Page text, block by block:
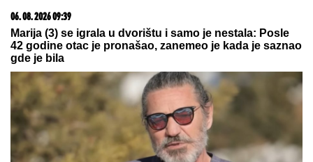
06. 08. 2026 09:39
Marija (3) se igrala u dvorištu i samo je nestala: Posle
42 godine otac je pronašao, zanemeo je kada je saznao
gde je bila